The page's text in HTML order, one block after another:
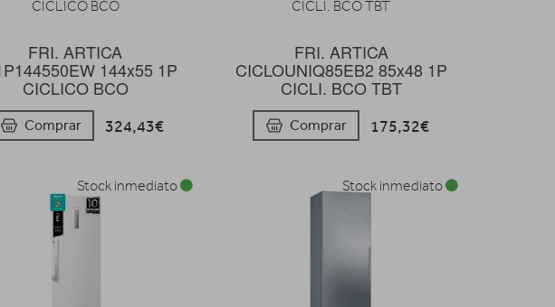
FRI. ARTICA
144x55 1P
CICLICO BCO
Comprar 324,43€
FRI. ARTICA
CICLOUNIQ85EB2 85x48 1P
CICLI. BCO TBT
Comprar 175,32€
Stock inmediato Stock inmediato